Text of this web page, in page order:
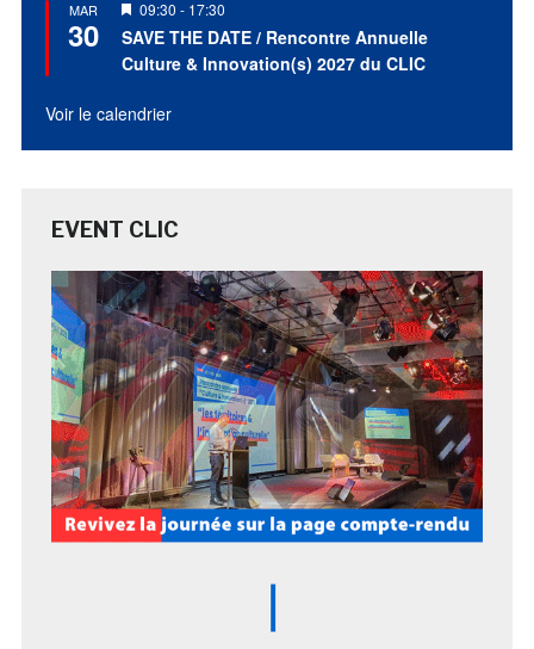
MAR
30
Mis
en
avant
09:30 - 17:30
SAVE THE DATE / Rencontre Annuelle
Culture & Innovation(s) 2027 du CLIC
Voir le calendrier
EVENT CLIC